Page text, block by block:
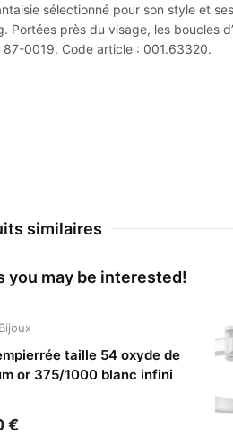
gris
sélectionné pour son style et
près du visage, les boucles
0019. Code article : 001.63320.
similaires
you may be interested!
Bijoux
taille 54 oxyde de
or 375/1000 blanc infini
€